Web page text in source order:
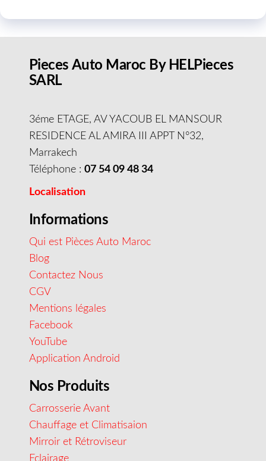
Pieces Auto Maroc By HELPieces
SARL
3éme ETAGE, AV YACOUB EL MANSOUR
RESIDENCE AL AMIRA III APPT N°32,
Marrakech
Téléphone : 07 54 09 48 34
Localisation
Informations
Qui est Pièces Auto Maroc
Blog
Contactez Nous
CGV
Mentions légales
Facebook
YouTube
Application Android
Nos Produits
Carrosserie Avant
Chauffage et Climatisaion
Mirroir et Rétroviseur
Eclairage